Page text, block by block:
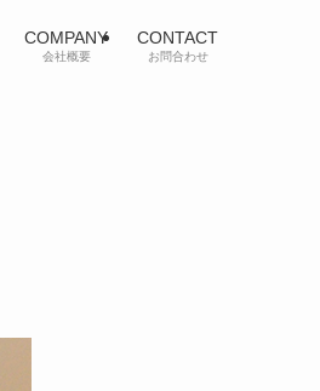
COMPANY
会社概要
CONTACT
お問合わせ